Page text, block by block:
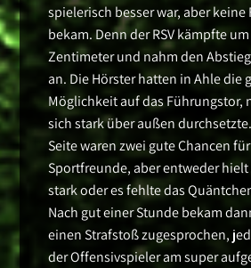
spielerisch besser war, aber keine
bekam. Denn der RSV kämpfte
Zentimeter und nahm den
an. Die Hörster hatten in Ahle die
Möglichkeit auf das Führungstor,
sich stark über außen
Seite waren zwei gute Chancen
Sportfreunde, aber entweder hielt
stark oder es fehlte das
Nach gut einer Stunde bekam
einen Strafstoß zugesprochen,
der Offensivspieler am super